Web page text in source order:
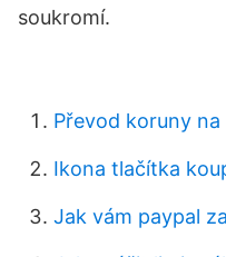
soukromí.
Převod koruny
Ikona tlačítka
Jak vám paypal